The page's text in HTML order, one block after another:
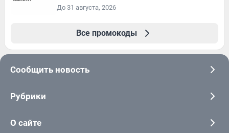
До 31 августа, 2026
Все промокоды
Сообщить новость
Рубрики
О сайте